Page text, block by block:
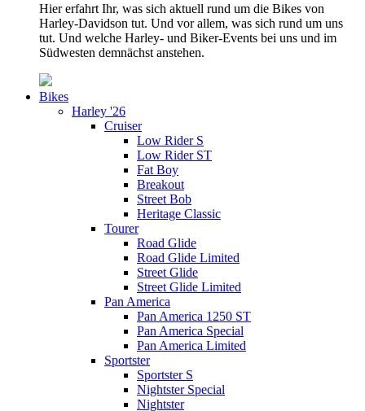
Hier erfahrt Ihr, was sich aktuell rund um die Bikes von
Harley-Davidson tut. Und vor allem, was sich rund um uns
tut. Und welche Harley- und Biker-Events bei uns und im
Südwesten demnächst anstehen.
Bikes
Harley '26
Cruiser
Low Rider S
Low Rider ST
Fat Boy
Breakout
Street Bob
Heritage Classic
Tourer
Road Glide
Road Glide Limited
Street Glide
Street Glide Limited
Pan America
Pan America 1250 ST
Pan America Special
Pan America Limited
Sportster
Sportster S
Nightster Special
Nightster